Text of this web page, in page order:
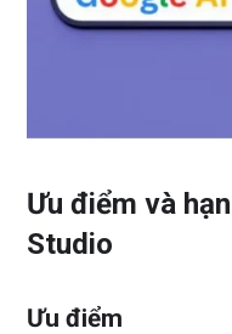
Ưu điểm và
Studio
Ưu điểm